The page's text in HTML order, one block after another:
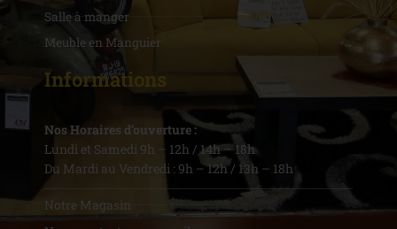
Salle à manger
Meuble en Manguier
Informations
Nos Horaires d’ouverture :
Lundi et Samedi 9h – 12h / 14h – 18h
Du Mardi au Vendredi : 9h – 12h / 13h – 18h
Notre Magasin